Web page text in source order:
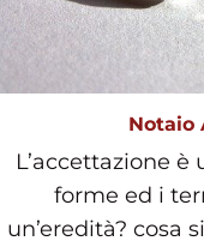
Notaio
L’accettazione
forme ed i
un’eredità? cosa